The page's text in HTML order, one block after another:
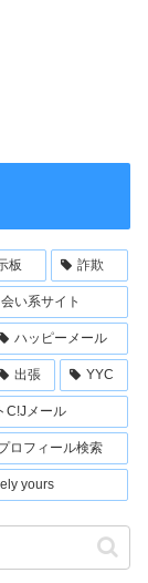
板 詐欺
い系サイト
ハッピーメール
出張 YYC
C!Jメール
ロフィール検索
yours